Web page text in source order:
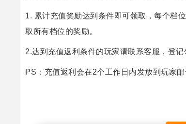
1. 累计充值奖励达到条件即可领取，每个档
取所有档位的奖励。
2.达到充值返利条件的玩家请联系客服，登记
PS：充值返利会在2个工作日内发放到玩家邮